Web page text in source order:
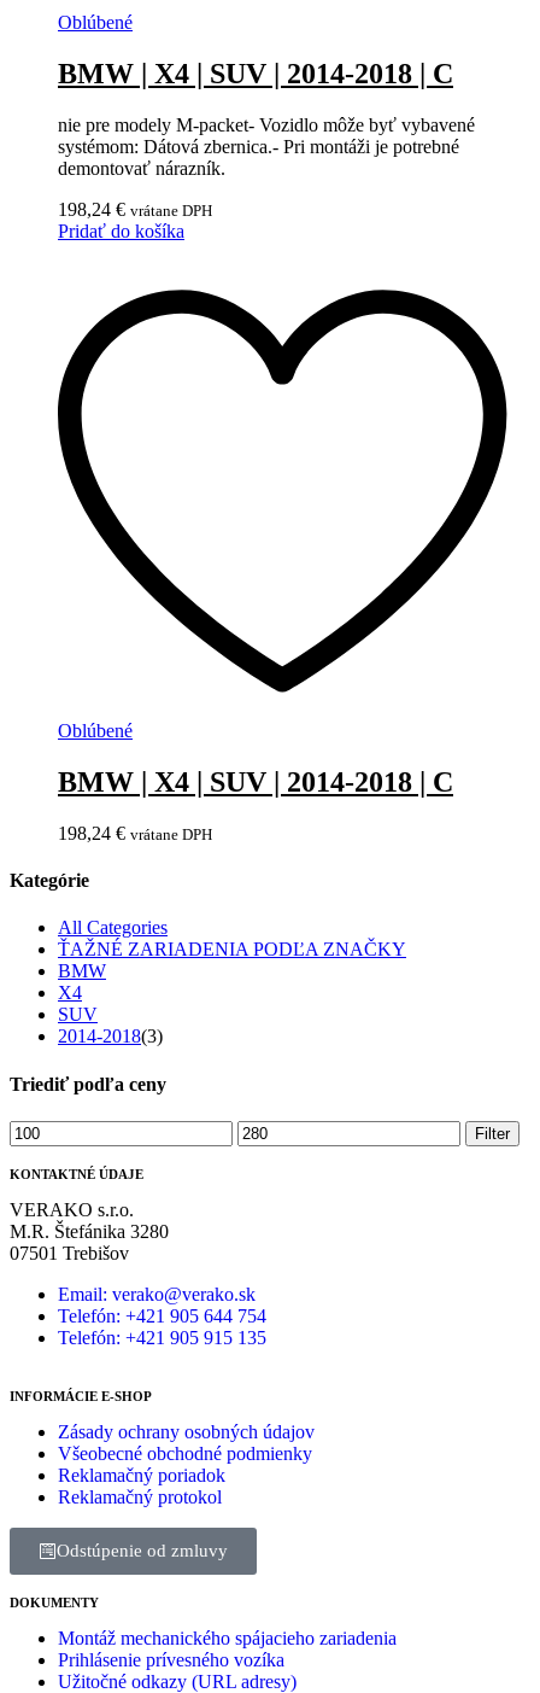
Oblúbené
BMW | X4 | SUV | 2014-2018 | C
nie pre modely M-packet- Vozidlo môže byť vybavené
systémom: Dátová zbernica.- Pri montáži je potrebné
demontovať nárazník.
198,24 € vrátane DPH
Pridať do košíka
Oblúbené
BMW | X4 | SUV | 2014-2018 | C
198,24 € vrátane DPH
Kategórie
All Categories
ŤAŽNÉ ZARIADENIA PODĽA ZNAČKY
BMW
X4
SUV
2014-2018(3)
Triediť podľa ceny
Filter
KONTAKTNÉ ÚDAJE
VERAKO s.r.o.
M.R. Štefánika 3280
07501 Trebišov
Email: verako@verako.sk
Telefón: +421 905 644 754
Telefón: +421 905 915 135
INFORMÁCIE E-SHOP
Zásady ochrany osobných údajov
Všeobecné obchodné podmienky
Reklamačný poriadok
Reklamačný protokol
Odstúpenie od zmluvy
DOKUMENTY
Montáž mechanického spájacieho zariadenia
Prihlásenie prívesného vozíka
Užitočné odkazy (URL adresy)